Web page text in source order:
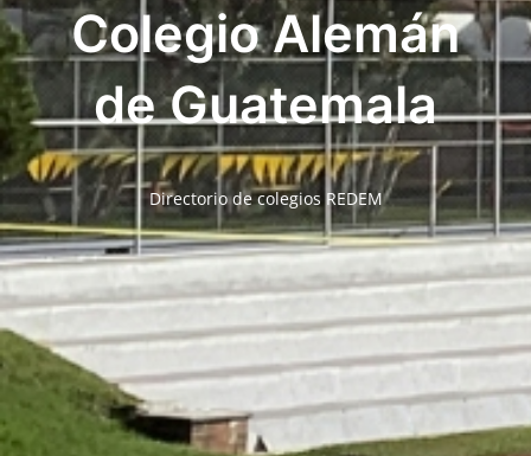
Colegio Alemán
de Guatemala
Directorio de colegios REDEM